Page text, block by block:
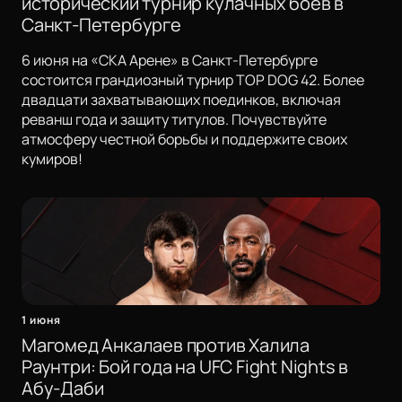
Санкт-Петербурге
6 июня на «СКА Арене» в Санкт-Петербурге
состоится грандиозный турнир TOP DOG 42. Более
двадцати захватывающих поединков, включая
реванш года и защиту титулов. Почувствуйте
атмосферу честной борьбы и поддержите своих
кумиров!
1 июня
Магомед Анкалаев против Халила
Раунтри: Бой года на UFC Fight Nights в
Абу-Даби